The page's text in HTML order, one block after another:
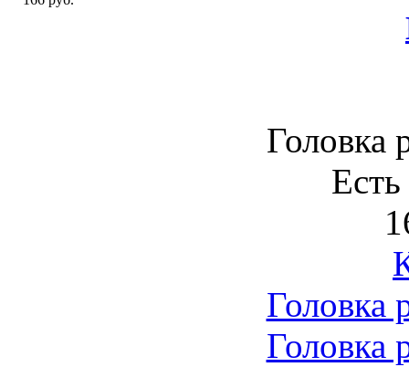
Головка
Головка
Головка